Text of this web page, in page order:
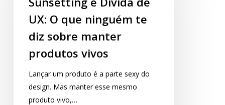
UX: O que ninguém te
diz sobre manter
produtos vivos
Lançar um produto é a parte sexy do
design. Mas manter esse mesmo
produto vivo,…